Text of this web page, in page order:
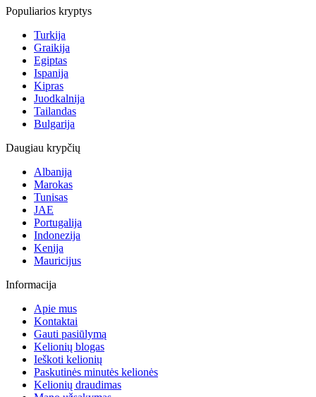
Populiarios kryptys
Turkija
Graikija
Egiptas
Ispanija
Kipras
Juodkalnija
Tailandas
Bulgarija
Daugiau krypčių
Albanija
Marokas
Tunisas
JAE
Portugalija
Indonezija
Kenija
Mauricijus
Informacija
Apie mus
Kontaktai
Gauti pasiūlymą
Kelionių blogas
Ieškoti kelionių
Paskutinės minutės kelionės
Kelionių draudimas